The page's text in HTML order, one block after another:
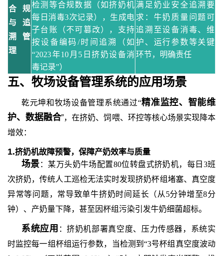
合规
与追
溯管
理
检测等合规数据（如挤奶机
每日消毒3次记录），生成电
子台账（不可篡改），支持
按设备编码/时间追溯（如
“2023年10月5日挤奶设备消
毒记录”）
满足奶业安全追溯要
求：牛奶质量问题可
追溯至设备消毒、维
护、运行参数等关键
环节，明确责任
五、牧场设备管理系统的应用场景
乾元坤和牧场设备管理系统通过“精准监控、智能维
护、数据融合”，在挤奶、饲喂、环控等核心场景实现降本
增效：
1.挤奶机故障预警，保障产奶效率与质量
场景 ：某万头奶牛场配置80位转盘式挤奶机，每日3班
次挤奶，传统人工巡检无法实时发现挤奶杯组堵塞、真空度
异常等问题，常导致单牛挤奶时间延长（从5分钟增至8分
钟）、产奶量下降，甚至因杯组污染引发牛奶细菌超标。
系统应用 ：挤奶机部署真空度、压力传感器，系统实
时监控每一组杯组运行参数，当检测到“3号杯组真空度波动